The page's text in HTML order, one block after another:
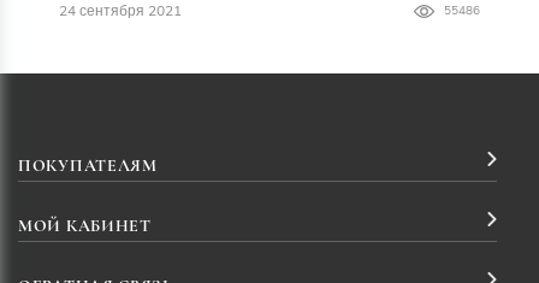
24 сентября 2021 55486
ПОКУПАТЕЛЯМ
МОЙ КАБИНЕТ